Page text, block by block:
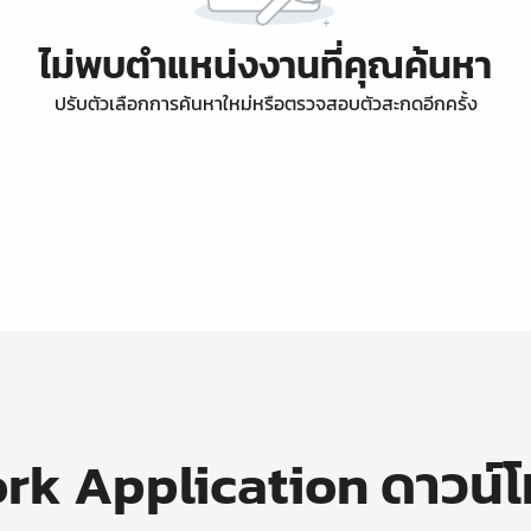
ไม่พบตำแหน่งงานที่คุณค้นหา
ปรับตัวเลือกการค้นหาใหม่หรือตรวจสอบตัวสะกดอีกครั้ง
Application ดาวน์